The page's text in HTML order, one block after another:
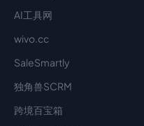
AI工具网
wivo.cc
SaleSmartly
独角兽SCRM
跨境百宝箱